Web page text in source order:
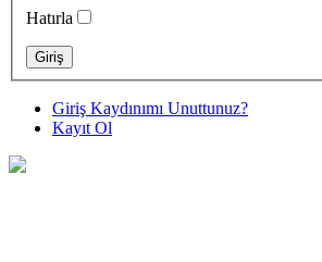
Hatırla
Giriş Kaydınımı Unuttunuz?
Kayıt Ol